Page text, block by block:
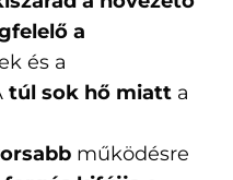
a
és a
túl sok hő miatt a
működésre